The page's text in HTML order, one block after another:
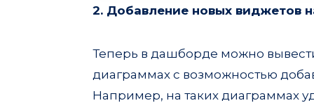
2. Добавление новых виджетов
Теперь в дашборде можно
диаграммах с возможностью
Например, на таких диаграммах